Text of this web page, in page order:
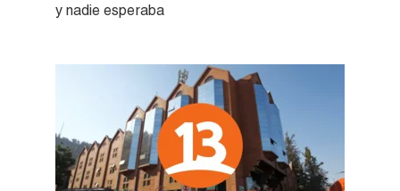
y nadie esperaba